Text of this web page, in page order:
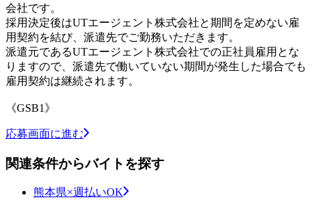
会社です。
採用決定後はUTエージェント株式会社と期間を定めない雇
用契約を結び、派遣先でご勤務いただきます。
派遣元であるUTエージェント株式会社での正社員雇用とな
りますので、派遣先で働いていない期間が発生した場合でも
雇用契約は継続されます。
《GSB1》
応募画面に進む
関連条件からバイトを探す
熊本県×週払いOK